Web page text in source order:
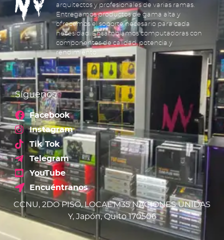
arquitectos y profesionales de varias ramas.
Entregamos productos de gama alta y
ofrecemos el soporte necesario para cada
necesidad. Ensamblamos computadoras con
componentes de calidad, potencia y
rendimiento.
Síguenos
Facebook
Instagram
Tik Tok
Telegram
YouTube
Encuéntranos
CCNU, 2DO PISO, LOCAL M35 NACIONES UNIDAS
Y, Japón, Quito 170506